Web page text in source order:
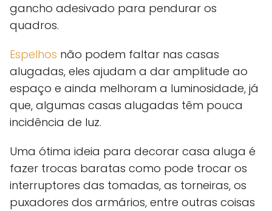
gancho adesivado para pendurar os
quadros.
Espelhos não podem faltar nas casas
alugadas, eles ajudam a dar amplitude ao
espaço e ainda melhoram a luminosidade, já
que, algumas casas alugadas têm pouca
incidência de luz.
Uma ótima ideia para decorar casa aluga é
fazer trocas baratas como pode trocar os
interruptores das tomadas, as torneiras, os
puxadores dos armários, entre outras coisas